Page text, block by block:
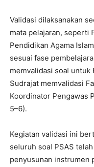
Validasi dilaksanakan
mata pelajaran, seperti
Pendidikan Agama
sesuai fase
memvalidasi soal untuk
Sudrajat memvalidasi
Koordinator Pengawas
5–6).
Kegiatan validasi ini
seluruh soal PSAS
penyusunan instrumen